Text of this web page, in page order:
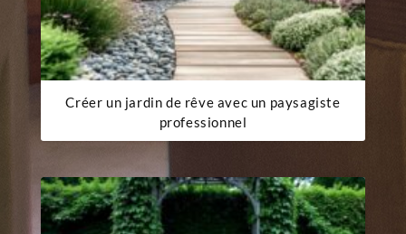
Créer un jardin de rêve avec un paysagiste
professionnel